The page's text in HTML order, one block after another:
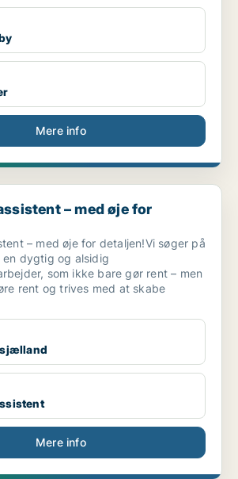
Mere info
– med øje for detaljen
– med øje for
– med øje for detaljen!Vi søger på
dygtig og alsidig
som ikke bare gør rent – men
rent og trives med at skabe
Mere info